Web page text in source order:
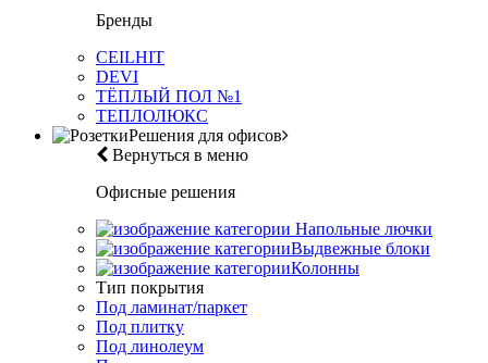
Бренды
CEILHIT
DEVI
ТЁПЛЫЙ ПОЛ №1
ТЕПЛОЛЮКС
Решения для офисов
Вернуться в меню
Офисные решения
Напольные лючки
Выдвежные блоки
Колонны
Тип покрытия
Под ламинат/паркет
Под плитку
Под линолеум